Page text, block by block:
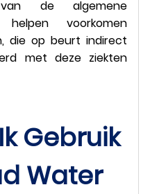
de algemene
voorkomen
die op beurt indirect
met deze ziekten
Gebruik
Water